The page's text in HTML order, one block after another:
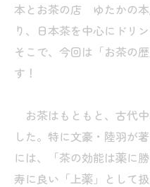
本とお茶の店 ゆたかの
り、日本茶を中心にドリ
そこで、今回は「お茶の
す！
お茶はもともと、古代
した。 特に文豪・陸羽が
には、「茶の効能は薬に
寿に良い「上薬」 として